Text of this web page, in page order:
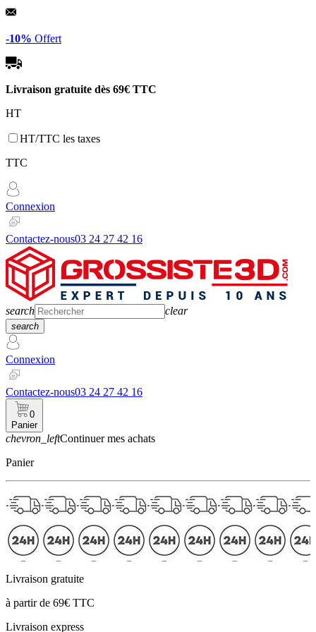
Panneau de gestion des cookies
-10% Offert
Livraison gratuite dès 69€ TTC
HT
HT/TTC les taxes
TTC
Connexion
Contactez-nous03 24 27 42 16
search clear
search
Connexion
Contactez-nous03 24 27 42 16
0
Panier
chevron_leftContinuer mes achats
Panier
Livraison gratuite
à partir de 69€ TTC
Livraison express